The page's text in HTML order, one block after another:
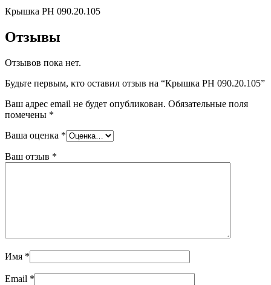
Крышка РН 090.20.105
Отзывы
Отзывов пока нет.
Будьте первым, кто оставил отзыв на “Крышка РН 090.20.105”
Ваш адрес email не будет опубликован. Обязательные поля
помечены *
Ваша оценка *
Ваш отзыв *
Имя *
Email *